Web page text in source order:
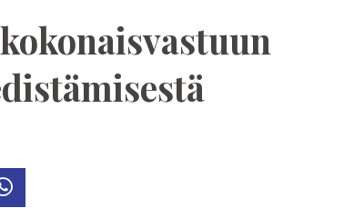
Whatsapp